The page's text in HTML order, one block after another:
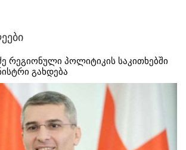
რეგიონული პოლიტიკის საკითხებში
გახდება